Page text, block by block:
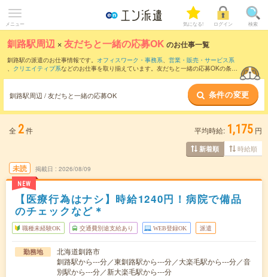
メニュー 気になる! ログイン 検索
釧路駅周辺 ×友だちと一緒の応募OK のお仕事一覧
釧路駅の派遣のお仕事情報です。 オフィスワーク・事務系、 営業・販売・サービス系
、 クリエイティブ系などのお仕事を取り揃えています。友だちと一緒の応募OKの条件
釧路駅周辺 / 友だちと一緒の応募OK 条件の変更
全 2件 平均時給: 1,175 円
新着順 時給順
未読
NEW
掲載日 2026/08/09
【医療行為はナシ】時給1240円！病院で備品
のチェックなど＊
職種未経験OK 交通費別途支給あり WEB登録OK 派遣
勤務地
北海道釧路市
釧路駅から---分／東釧路駅から---分／大楽毛駅から---分／音
別駅から---分／新大楽毛駅から---分